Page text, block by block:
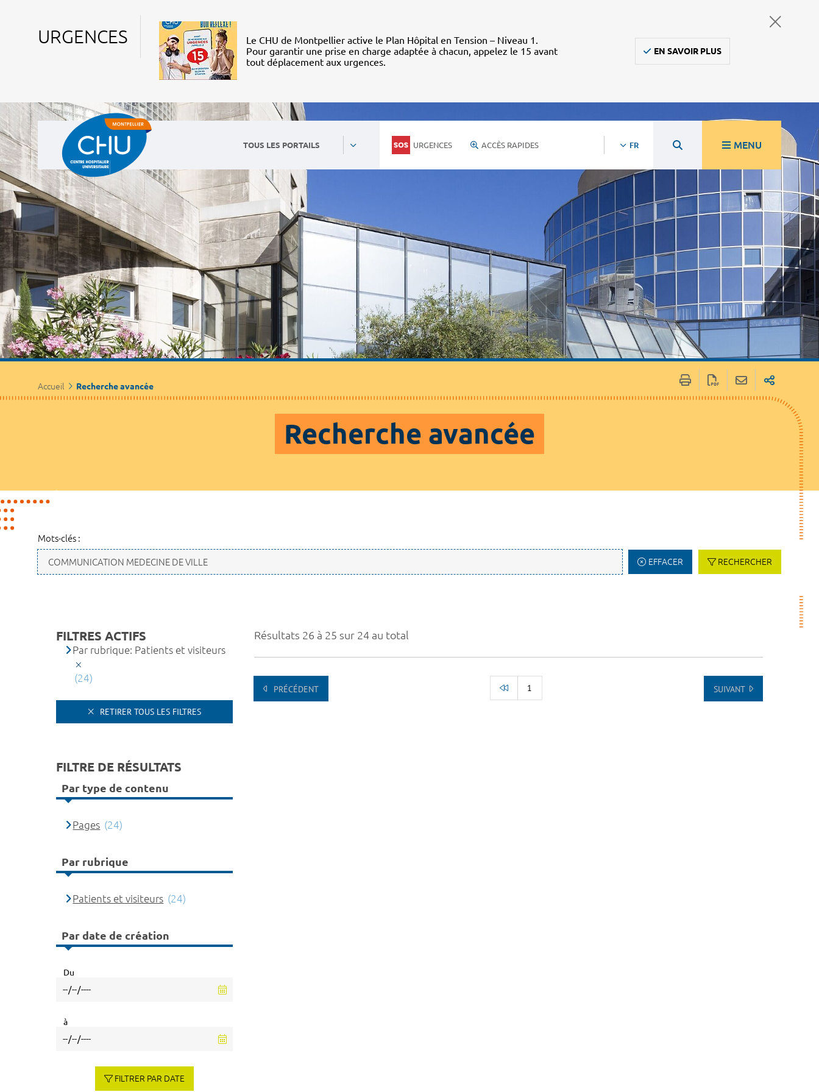
URGENCES
Le CHU de Montpellier active le Plan Hôpital en Tension – Niveau 1.
Pour garantir une prise en charge adaptée à chacun, appelez le 15 avant
tout déplacement aux urgences.
EN SAVOIR PLUS
TOUS LES PORTAILS URGENCES ACCÈS RAPIDES FR MENU
Accueil Recherche avancée
Recherche avancée
Mots-clés :
EFFACER RECHERCHER
Résultats 26 à 25 sur 24 au total
PRÉCÉDENT 1 SUIVANT
FILTRES ACTIFS
Par rubrique: Patients et visiteurs
(24)
RETIRER TOUS LES FILTRES
FILTRE DE RÉSULTATS
Par type de contenu
Pages (24)
Par rubrique
Patients et visiteurs (24)
Par date de création
Du
à
FILTRER PAR DATE